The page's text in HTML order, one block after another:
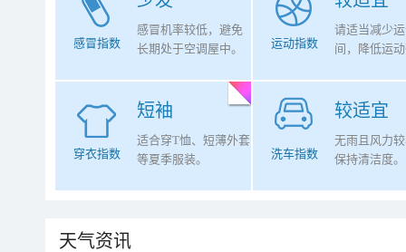
感冒指数
感冒机率较低，避免
长期处于空调屋中。
运动指数
请适当减少
间，降低运
短袖
穿衣指数
适合穿T恤、短薄外套
等夏季服装。
较适宜
洗车指数
无雨且风力
保持清洁度。
天气资讯